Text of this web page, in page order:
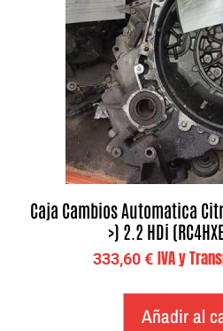
Caja Cambios Automatica
>) 2.2 HDi
333,60€ IVA y
Añadir al